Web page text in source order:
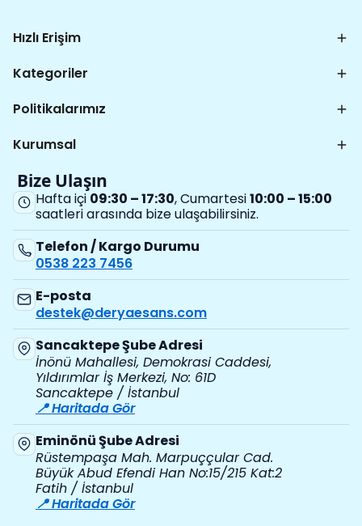
Hızlı Erişim
Kategoriler
Politikalarımız
Kurumsal
Bize Ulaşın
Hafta içi 09:30 – 17:30, Cumartesi10:00 – 15:00
saatleri arasında bize ulaşabilirsiniz.
Telefon / Kargo Durumu
0538 223 7456
E-posta
destek@deryaesans.com
Sancaktepe Şube Adresi
İnönü Mahallesi, Demokrasi Caddesi,
Yıldırımlar İş Merkezi, No: 61D
Sancaktepe / İstanbul
📍 Haritada Gör
Eminönü Şube Adresi
Rüstempaşa Mah. Marpuççular Cad.
Büyük Abud Efendi Han No:15/215 Kat:2
Fatih / İstanbul
📍 Haritada Gör